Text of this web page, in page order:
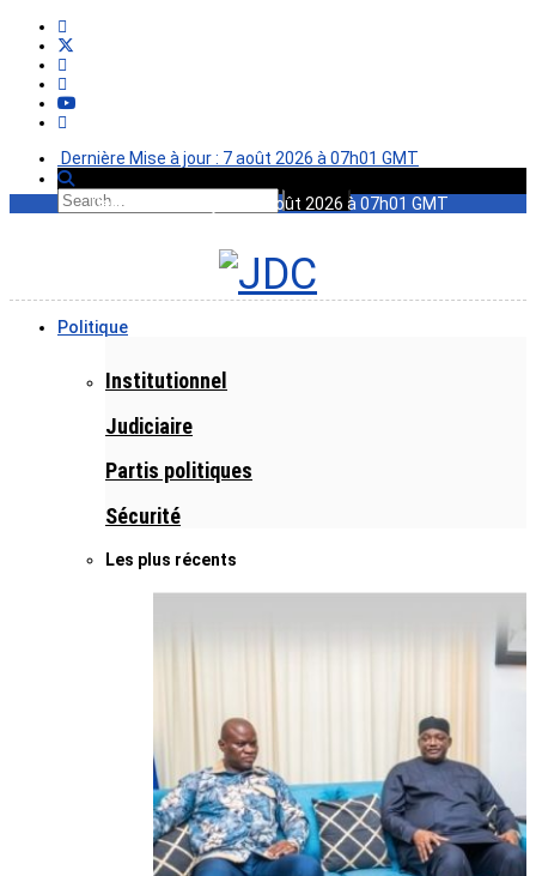
Dernière Mise à jour : 7 août 2026 à 07h01 GMT
Dernière Mise à jour : 7 août 2026 à 07h01 GMT
Politique
Institutionnel
Judiciaire
Partis politiques
Sécurité
Les plus récents